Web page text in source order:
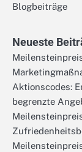
Blogbeiträge
Neueste
Aktionscodes:
begrenzte